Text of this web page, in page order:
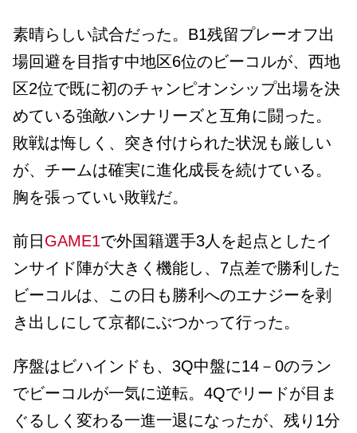
素晴らしい試合だった。B1残留プレーオフ出
場回避を目指す中地区6位のビーコルが、西地
区2位で既に初のチャンピオンシップ出場を決
めている強敵ハンナリーズと互角に闘った。
敗戦は悔しく、突き付けられた状況も厳しい
が、チームは確実に進化成長を続けている。
胸を張っていい敗戦だ。
前日 GAME1で外国籍選手3人を起点としたイ
ンサイド陣が大きく機能し、7点差で勝利した
ビーコルは、この日も勝利へのエナジーを剥
き出しにして京都にぶつかって行った。
序盤はビハインドも、3Q中盤に14－0のラン
でビーコルが一気に逆転。4Qでリードが目ま
ぐるしく変わる一進一退になったが、残り1分